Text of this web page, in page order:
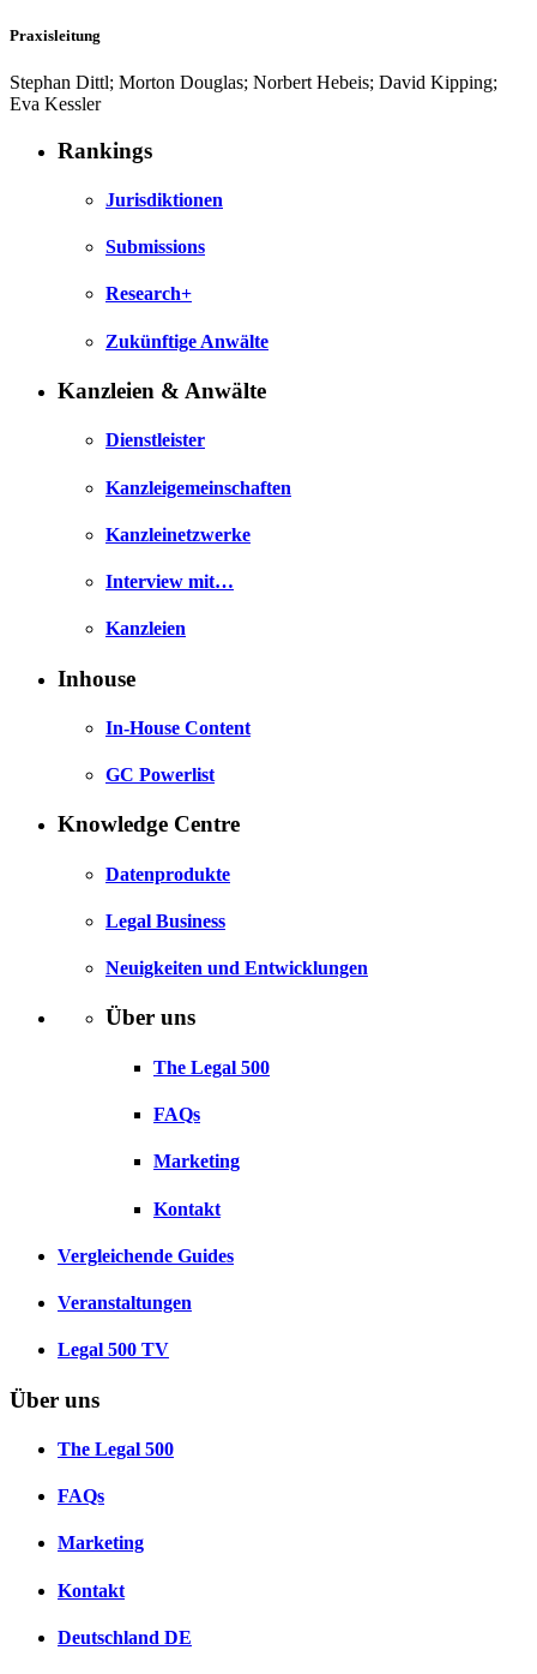
Praxisleitung
Stephan Dittl; Morton Douglas; Norbert Hebeis; David Kipping;
Eva Kessler
Rankings
Jurisdiktionen
Submissions
Research+
Zukünftige Anwälte
Kanzleien & Anwälte
Dienstleister
Kanzleigemeinschaften
Kanzleinetzwerke
Interview mit…
Kanzleien
Inhouse
In-House Content
GC Powerlist
Knowledge Centre
Datenprodukte
Legal Business
Neuigkeiten und Entwicklungen
Über uns
The Legal 500
FAQs
Marketing
Kontakt
Vergleichende Guides
Veranstaltungen
Legal 500 TV
Über uns
The Legal 500
FAQs
Marketing
Kontakt
Deutschland DE